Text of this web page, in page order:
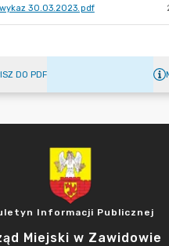
30.03.2023.pdf
DO PDF
Informacji Publicznej
Miejski w Zawidowie